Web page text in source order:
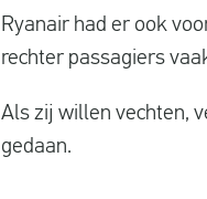
Ryanair had er ook
rechter passagiers
Als zij willen vechten,
gedaan.